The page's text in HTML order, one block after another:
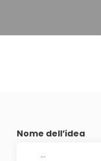
Nome dell’idea